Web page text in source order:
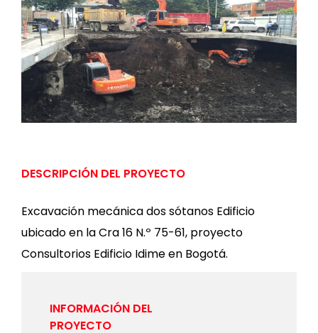
DESCRIPCIÓN DEL PROYECTO
Excavación mecánica dos sótanos Edificio
ubicado en la Cra 16 N.º 75-61, proyecto
Consultorios Edificio Idime en Bogotá.